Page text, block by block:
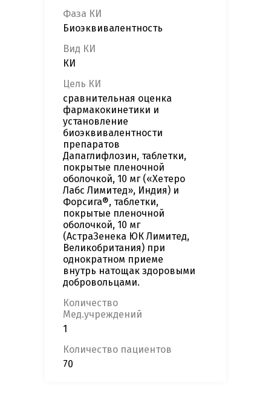
Фаза КИ
Биоэквивалентность
Вид КИ
КИ
Цель КИ
сравнительная оценка
фармакокинетики и
установление
биоэквивалентности
препаратов
Дапаглифлозин, таблетки,
покрытые пленочной
оболочкой, 10 мг («Хетеро
Лабс Лимитед», Индия) и
Форсига®, таблетки,
покрытые пленочной
оболочкой, 10 мг
(АстраЗенека ЮК Лимитед,
Великобритания) при
однократном приеме
внутрь натощак здоровыми
добровольцами.
Количество
Мед.учреждений
1
Количество пациентов
70